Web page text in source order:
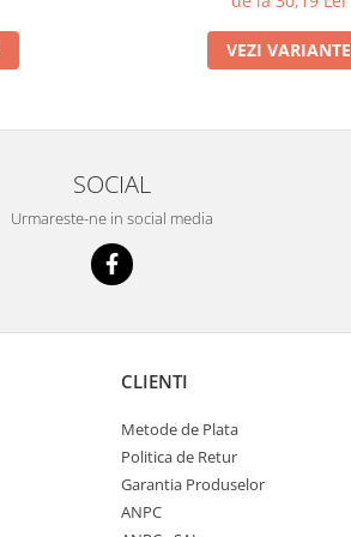
VEZI VARIANTE
SOCIAL
Urmareste-ne in social media
CLIENTI
Metode de Plata
Politica de Retur
Garantia Produselor
ANPC